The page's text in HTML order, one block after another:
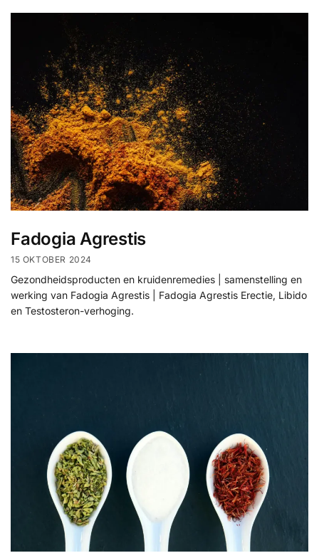
Fadogia Agrestis
15 OKTOBER 2024
Gezondheidsproducten en kruidenremedies | samenstelling en
werking van Fadogia Agrestis | Fadogia Agrestis Erectie, Libido
en Testosteron-verhoging.